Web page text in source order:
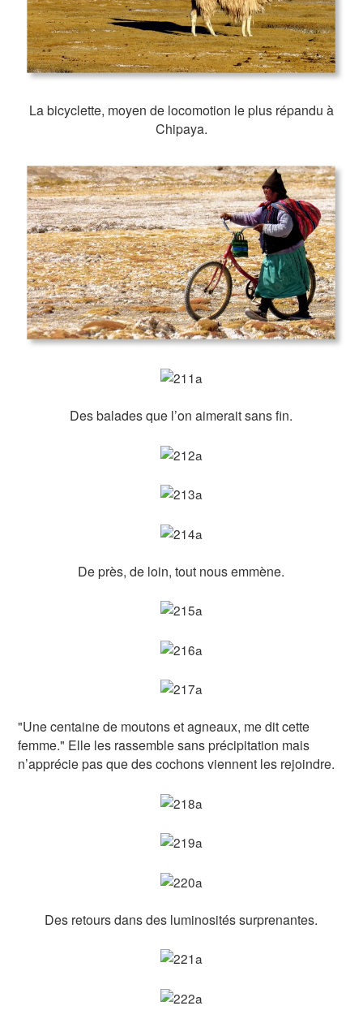
La bicyclette, moyen de locomotion le plus répandu à
Chipaya.
Des balades que l’on aimerait sans fin.
De près, de loin, tout nous emmène.
"Une centaine de moutons et agneaux, me dit cette
femme." Elle les rassemble sans précipitation mais
n’apprécie pas que des cochons viennent les rejoindre.
Des retours dans des luminosités surprenantes.